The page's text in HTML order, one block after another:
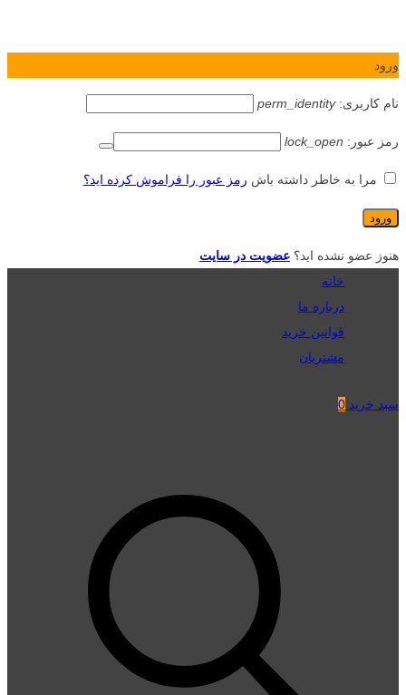
ورود
نام کاربری:perm_identity
رمز عبور: lock_open
مرا به خاطر داشته باش رمز عبور را فراموش کرده اید؟
هنوز عضو نشده اید؟ عضویت در سایت
خانه
درباره ما
قوانین خرید
مشتریان
سبد خرید 0